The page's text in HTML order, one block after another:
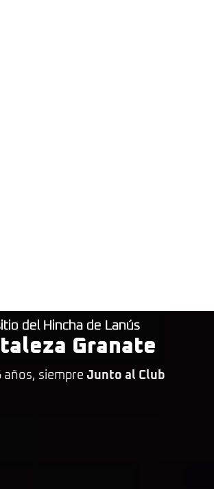
del Hincha de Lanús
Granate
años, siempre Junto al Club